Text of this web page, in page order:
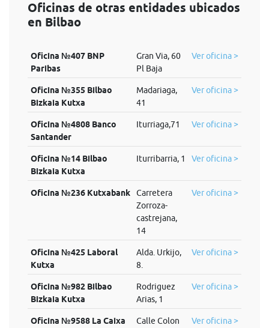
Oficinas de otras entidades ubicados
en Bilbao
Oficina №407 BNP
Paribas
Gran Via, 60
Pl Baja
Ver oficina >
Oficina №355 Bilbao
Bizkaia Kutxa
Madariaga,
41
Ver oficina >
Oficina №4808 Banco
Santander
Iturriaga,71 Ver oficina >
Oficina №14 Bilbao
Bizkaia Kutxa
Iturribarria, 1 Ver oficina >
Oficina №236 Kutxabank
Carretera
Zorroza-
castrejana,
14
Ver oficina >
Oficina №425 Laboral
Kutxa
Alda. Urkijo,
8.
Ver oficina >
Oficina №982 Bilbao
Bizkaia Kutxa
Rodriguez
Arias, 1
Ver oficina >
Oficina №9588 La Caixa
Calle Colon
Ver oficina >